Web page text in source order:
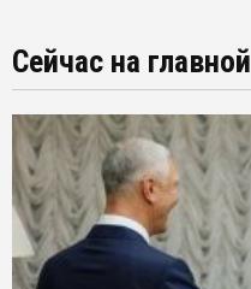
Сейчас на главной